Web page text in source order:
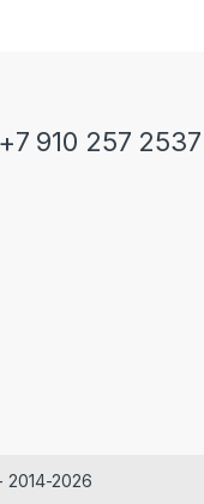
+7 910 257 2537
2014-2026